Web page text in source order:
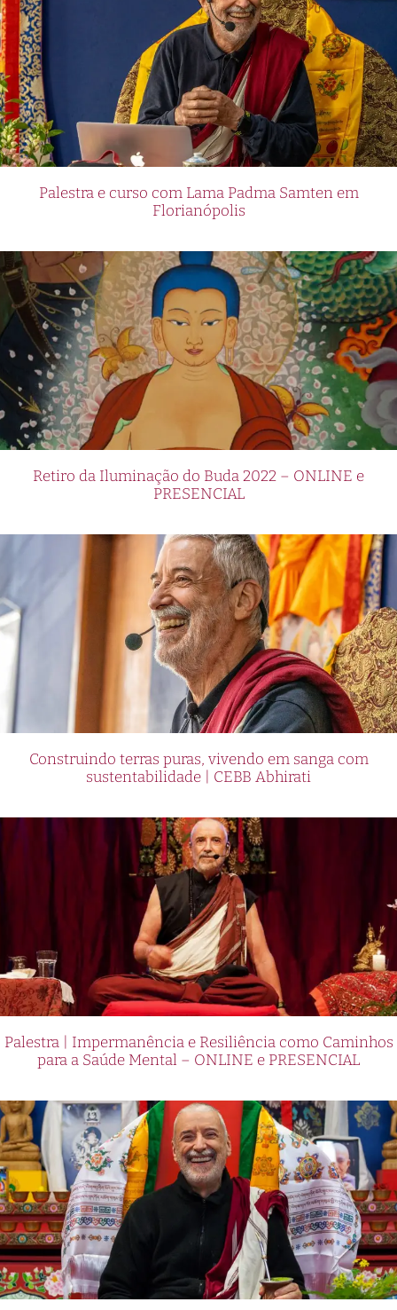
Palestra e curso com Lama Padma Samten em
Florianópolis
Retiro da Iluminação do Buda 2022 – ONLINE e
PRESENCIAL
Construindo terras puras, vivendo em sanga com
sustentabilidade | CEBB Abhirati
Palestra | Impermanência e Resiliência como Caminhos
para a Saúde Mental – ONLINE e PRESENCIAL